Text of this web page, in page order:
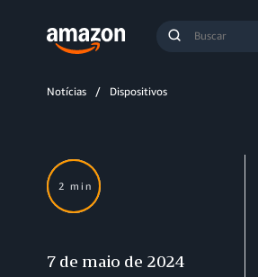
Buscar
Notícias Dispositivos
2 min
7 de maio de 2024